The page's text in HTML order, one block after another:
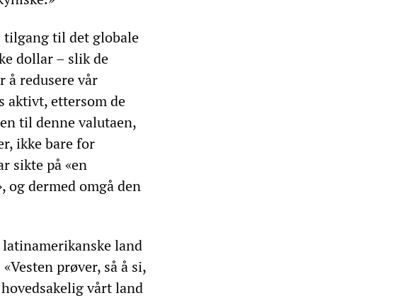
tilgang til det globale
dollar – slik de
å redusere vår
aktivt, ettersom de
til denne valutaen,
ikke bare for
sikte på «en
og dermed omgå den
land
prøver, så å si,
vårt land